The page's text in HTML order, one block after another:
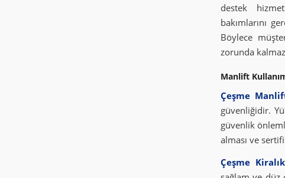
destek
bakımlarını
Böylece
zorunda
Manlift
Çeşme
güvenliğidir.
güvenlik
alması ve
Çeşme